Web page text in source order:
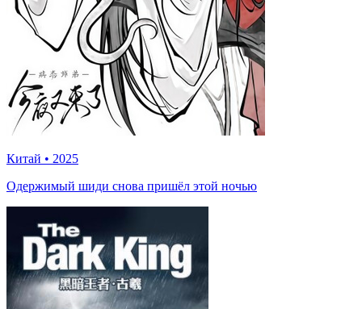
Китай • 2025
Одержимый шиди снова пришёл этой ночью